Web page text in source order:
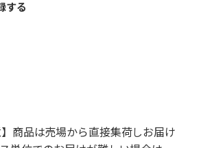
する
】商品は売場から直接集荷しお届け